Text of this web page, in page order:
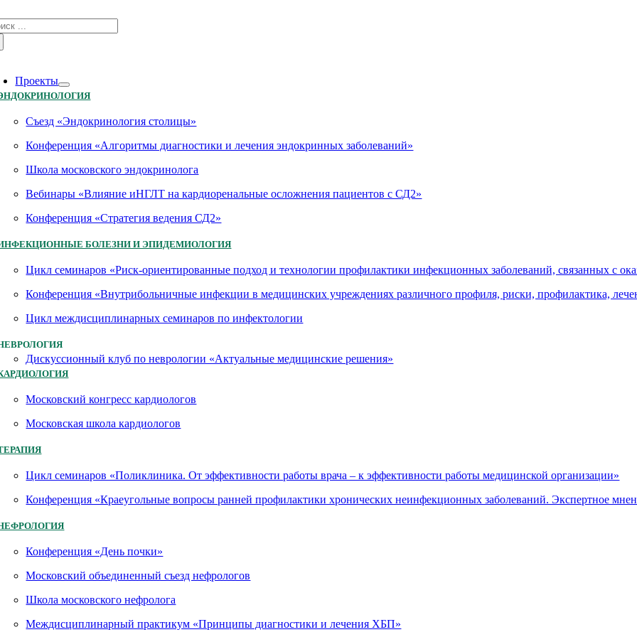
to
content
Проекты
Съезд «Эндокринология столицы»
Конференция «Алгоритмы диагностики и лечения эндокринных заболеваний»
Школа московского эндокринолога
Вебинары «Влияние иНГЛТ на кардиоренальные осложнения пациентов с СД2»
Конференция «Стратегия ведения СД2»
БОЛЕЗНИ И ЭПИДЕМИОЛОГИЯ
Цикл семинаров «Риск-ориентированные подход и технологии профилактики инфекционных заболеваний, связанных с
Конференция «Внутрибольничные инфекции в медицинских учреждениях различного профиля, риски, профилактика,
Цикл междисциплинарных семинаров по инфектологии
Дискуссионный клуб по неврологии «Актуальные медицинские решения»
Московский конгресс кардиологов
Московская школа кардиологов
Цикл семинаров «Поликлиника. От эффективности работы врача – к эффективности работы медицинской организации»
Конференция «Краеугольные вопросы ранней профилактики хронических неинфекционных заболеваний. Экспертное
Конференция «День почки»
Московский объединенный съезд нефрологов
Школа московского нефролога
Междисциплинарный практикум «Принципы диагностики и лечения ХБП»